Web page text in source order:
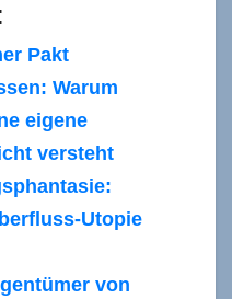
Pakt
Warum
eigene
versteht
Utopie
von